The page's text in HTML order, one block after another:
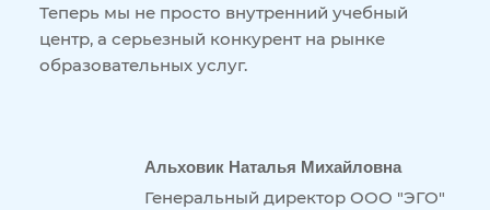
Теперь мы не просто внутренний учебный
центр, а серьезный конкурент на рынке
образовательных услуг.
Альховик Наталья Михайловна
Генеральный директор ООО "ЭГО"